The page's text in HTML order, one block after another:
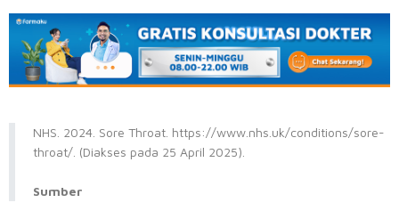
NHS. 2024. Sore Throat. https://www.nhs.uk/conditions/sore-
throat/. (Diakses pada 25 April 2025).
Sumber